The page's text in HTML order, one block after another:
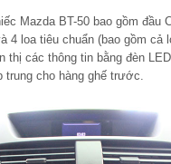
Mazda BT-50 bao gồm đầu
4 loa tiêu chuẩn (bao gồm cả
thị các thông tin bằng đèn
cho hàng ghế trước.